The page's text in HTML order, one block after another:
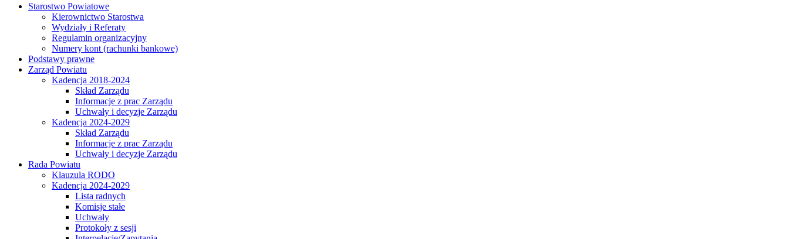
Starostwo Powiatowe
Kierownictwo Starostwa
Wydziały i Referaty
Regulamin organizacyjny
Numery kont (rachunki bankowe)
Podstawy prawne
Zarząd Powiatu
Kadencja 2018-2024
Skład Zarządu
Informacje z prac Zarządu
Uchwały i decyzje Zarządu
Kadencja 2024-2029
Skład Zarządu
Informacje z prac Zarządu
Uchwały i decyzje Zarządu
Rada Powiatu
Klauzula RODO
Kadencja 2024-2029
Lista radnych
Komisje stałe
Uchwały
Protokoły z sesji